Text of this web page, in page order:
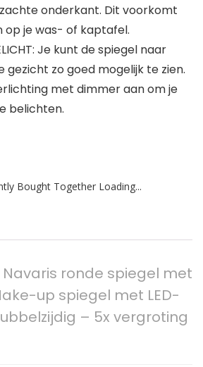
onderkant. Dit voorkomt
op je was- of kaptafel.
Je kunt de spiegel naar
gezicht zo goed mogelijk te zien.
met dimmer aan om je
belichten.
Bought Together Loading...
Navaris ronde spiegel met
up spiegel met LED-
– 5x vergroting